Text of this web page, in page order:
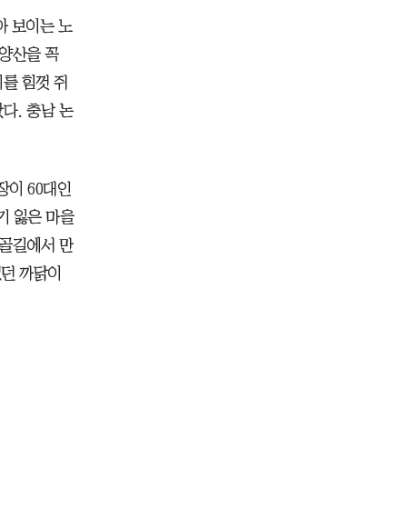
보이는 노
산을 꼭
힘껏 쥐
다. 충남 논
이 60대인
잃은 마을
길에서 만
까닭이